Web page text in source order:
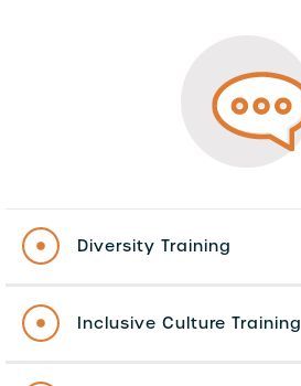
Diversity Training
Inclusive Culture Training